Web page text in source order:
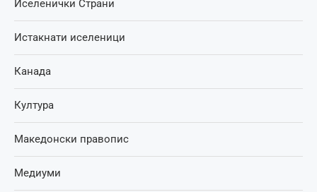
Иселенички Страни
Истакнати иселеници
Канада
Култура
Македонски правопис
Медиуми